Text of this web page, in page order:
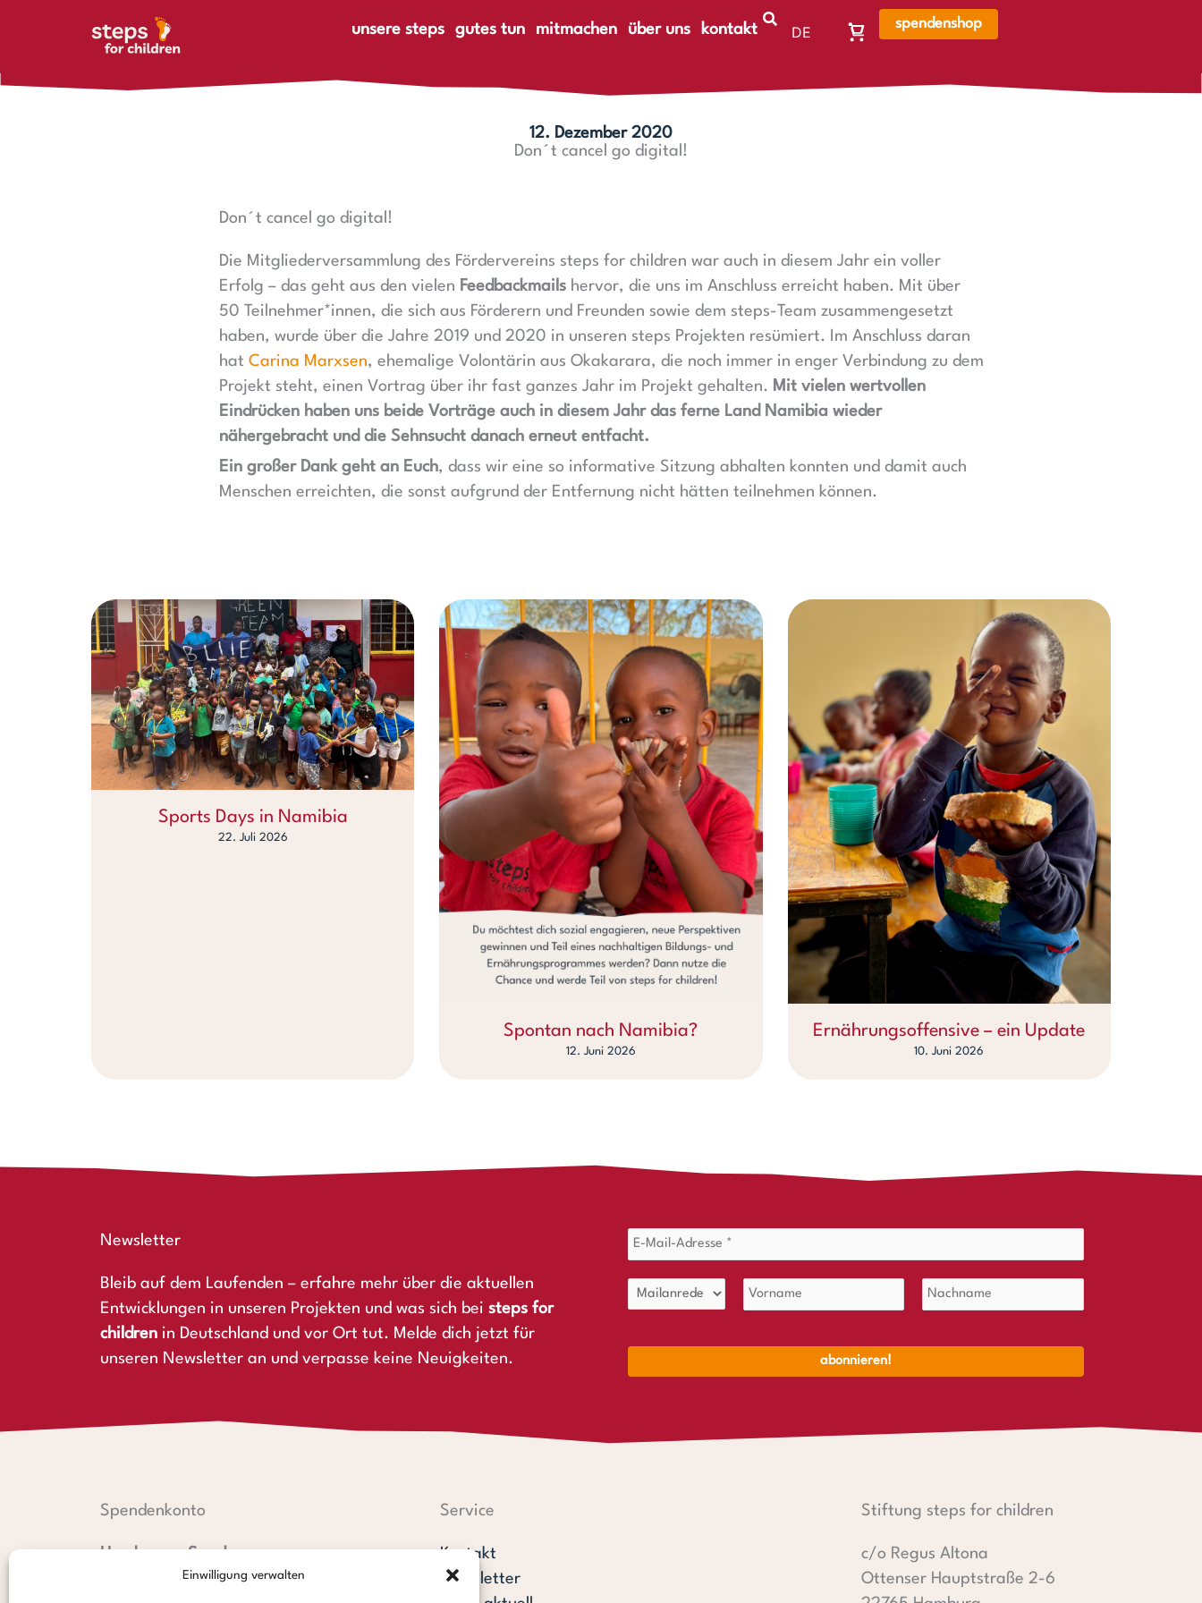
Einwilligung verwalten
unsere steps
gutes tun mitmachen über uns kontakt
DE
Warenkorb,
ist
spendenshop
12. Dezember 2020
Don´t cancel go digital!
Don´t cancel go digital!
Die Mitgliederversammlung des Fördervereins steps for children war auch in diesem Jahr ein voller
Erfolg – das geht aus den vielen Feedbackmailshervor, die uns im Anschluss erreicht haben. Mit über
50 Teilnehmer*innen, die sich aus Förderern und Freunden sowie dem steps-Team zusammengesetzt
haben, wurde über die Jahre 2019 und 2020 in unseren steps Projekten resümiert. Im Anschluss daran
hat Carina Marxsen, ehemalige Volontärin aus Okakarara, die noch immer in enger Verbindung zu dem
Projekt steht, einen Vortrag über ihr fast ganzes Jahr im Projekt gehalten. Mit vielen wertvollen
Eindrücken haben uns beide Vorträge auch in diesem Jahr das ferne Land Namibia wieder
nähergebracht und die Sehnsucht danach erneut entfacht.
Ein großer Dank geht an Euch, dass wir eine so informative Sitzung abhalten konnten und damit auch
Menschen erreichten, die sonst aufgrund der Entfernung nicht hätten teilnehmen können.
Sports Days in Namibia
22. Juli 2026
Spontan nach Namibia?
12. Juni 2026
Ernährungsoffensive – ein Update
10. Juni 2026
Newsletter
Bleib auf dem Laufenden – erfahre mehr über die aktuellen
Entwicklungen in unseren Projekten und was sich bei steps for
children in Deutschland und vor Ort tut. Melde dich jetzt für
unseren Newsletter an und verpasse keine Neuigkeiten.
Spendenkonto
Hamburger Sparkasse:
IBAN: DE44 2005 0550 1238 1497 26
Service
Kontakt
Newsletter
Stiftung steps for children
c/o Regus Altona
Ottenser Hauptstraße 2-6